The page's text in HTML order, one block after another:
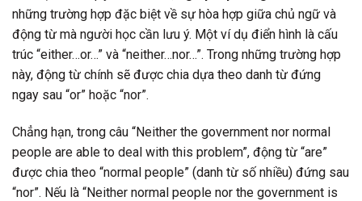
những trường hợp đặc biệt về sự hòa hợp giữa chủ ngữ và
động từ mà người học cần lưu ý. Một ví dụ điển hình là cấu
trúc “either…or…” và “neither…nor…”. Trong những trường hợp
này, động từ chính sẽ được chia dựa theo danh từ đứng
ngay sau “or” hoặc “nor”.
Chẳng hạn, trong câu “Neither the government nor normal
people are able to deal with this problem”, động từ “are”
được chia theo “normal people” (danh từ số nhiều) đứng sau
“nor”. Nếu là “Neither normal people nor the government is